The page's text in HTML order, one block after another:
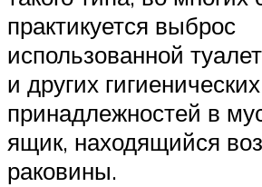
практикуется выброс
использованной
и других гигиенических
принадлежностей в
ящик, находящийся
раковины.